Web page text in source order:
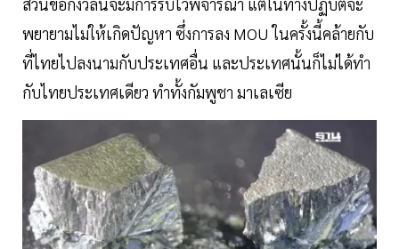
พยายามไม่ให้เกิดปัญหา ซึ่งการลง MOU ในครั้งนี้คล้ายกับ
ที่ไทยไปลงนามกับประเทศอื่น และประเทศนั้นก็ไม่ได้ทำ
กับไทยประเทศเดียว ทำทั้งกัมพูชา มาเลเซีย